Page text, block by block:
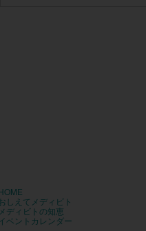
おしえてメディビト
メディビトの知恵
イベントカレンダー